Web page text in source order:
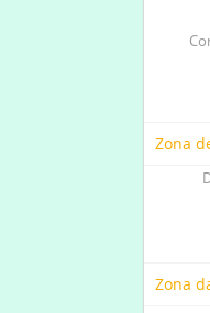
Zona
Zona